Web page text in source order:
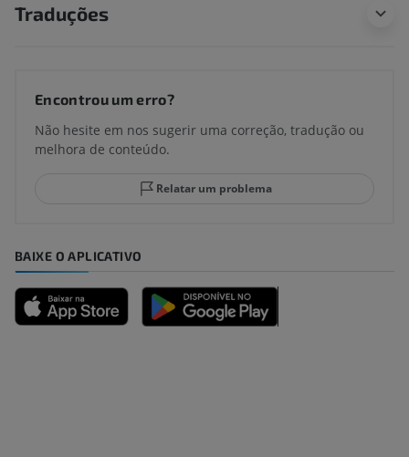
Traduções
Encontrou um erro?
Não hesite em nos sugerir uma correção, tradução ou
melhora de conteúdo.
Relatar um problema
BAIXE O APLICATIVO